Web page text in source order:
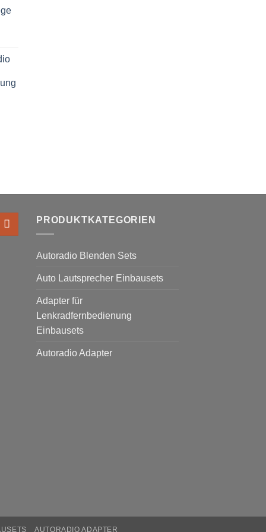
PRODUKTKATEGORIEN
Autoradio Blenden Sets
Auto Lautsprecher Einbausets
Adapter für
Lenkradfernbedienung
Einbausets
Autoradio Adapter
AUTORADIO ADAPTER